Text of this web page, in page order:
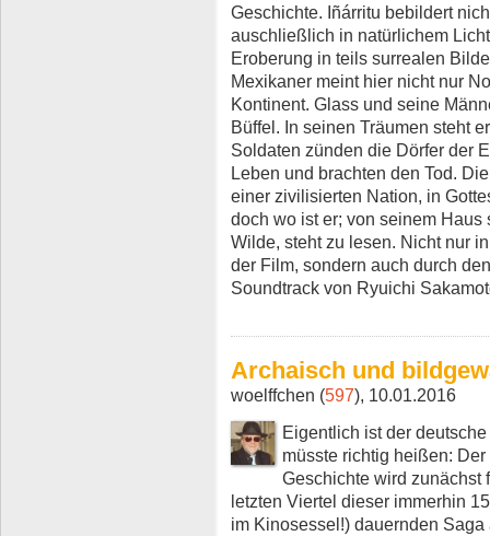
Geschichte. Iñárritu bebildert
auschließlich in natürlichem
Eroberung in teils surrealen
Mexikaner meint hier nicht nur
Kontinent. Glass und seine
Büffel. In seinen Träumen steht
Soldaten zünden die Dörfer der
Leben und brachten den Tod.
einer zivilisierten Nation, in
doch wo ist er; von seinem
Wilde, steht zu lesen. Nicht nur
der Film, sondern auch durch
Soundtrack von Ryuichi
Archaisch und
woelffchen (597), 10.01.2016
Eigentlich ist der
müsste richtig heißen:
Geschichte wird zunächst
letzten Viertel dieser immerhin
im Kinosessel!) dauernden